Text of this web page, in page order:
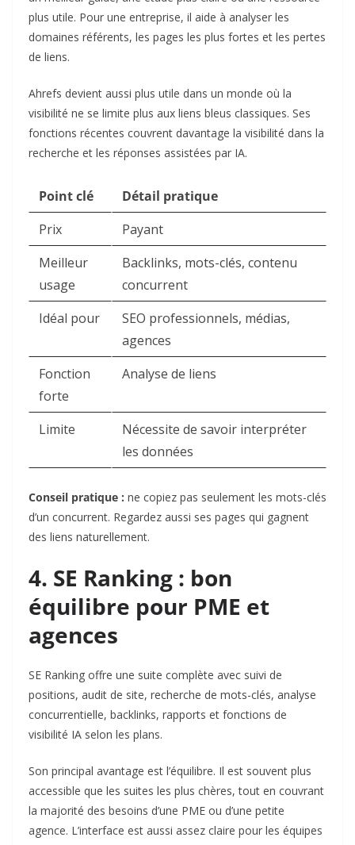
plus utile. Pour une entreprise, il aide à analyser les
domaines référents, les pages les plus fortes et les pertes
de liens.
Ahrefs devient aussi plus utile dans un monde où la
visibilité ne se limite plus aux liens bleus classiques. Ses
fonctions récentes couvrent davantage la visibilité dans la
recherche et les réponses assistées par IA.
Point clé
Détail pratique
Prix
Payant
Meilleur
usage
Backlinks, mots-clés, contenu
concurrent
Idéal pour
SEO professionnels, médias,
agences
Fonction
forte
Analyse de liens
Limite
Nécessite de savoir interpréter
les données
Conseil pratique : ne copiez pas seulement les mots-clés
d’un concurrent. Regardez aussi ses pages qui gagnent
des liens naturellement.
4. SE Ranking : bon
équilibre pour PME et
agences
SE Ranking offre une suite complète avec suivi de
positions, audit de site, recherche de mots-clés, analyse
concurrentielle, backlinks, rapports et fonctions de
visibilité IA selon les plans.
Son principal avantage est l’équilibre. Il est souvent plus
accessible que les suites les plus chères, tout en couvrant
la majorité des besoins d’une PME ou d’une petite
agence. L’interface est aussi assez claire pour les équipes